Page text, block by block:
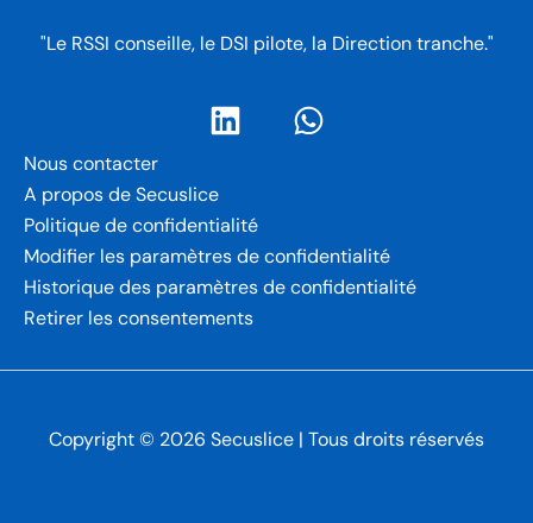
"Le RSSI conseille, le DSI pilote, la Direction tranche."
Nous contacter
A propos de Secuslice
Politique de confidentialité
Modifier les paramètres de confidentialité
Historique des paramètres de confidentialité
Retirer les consentements
Copyright © 2026 Secuslice | Tous droits réservés